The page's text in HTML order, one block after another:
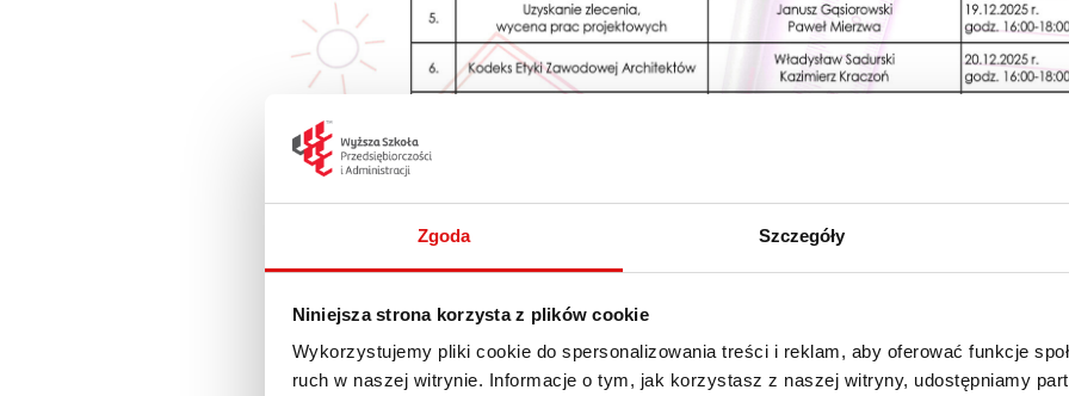
Zgoda Szczegóły
Niniejsza strona korzysta z plików cookie
Wykorzystujemy pliki cookie do spersonalizowania treści i reklam, aby oferować funkcje
ruch w naszej witrynie. Informacje o tym, jak korzystasz z naszej witryny, udostępniamy